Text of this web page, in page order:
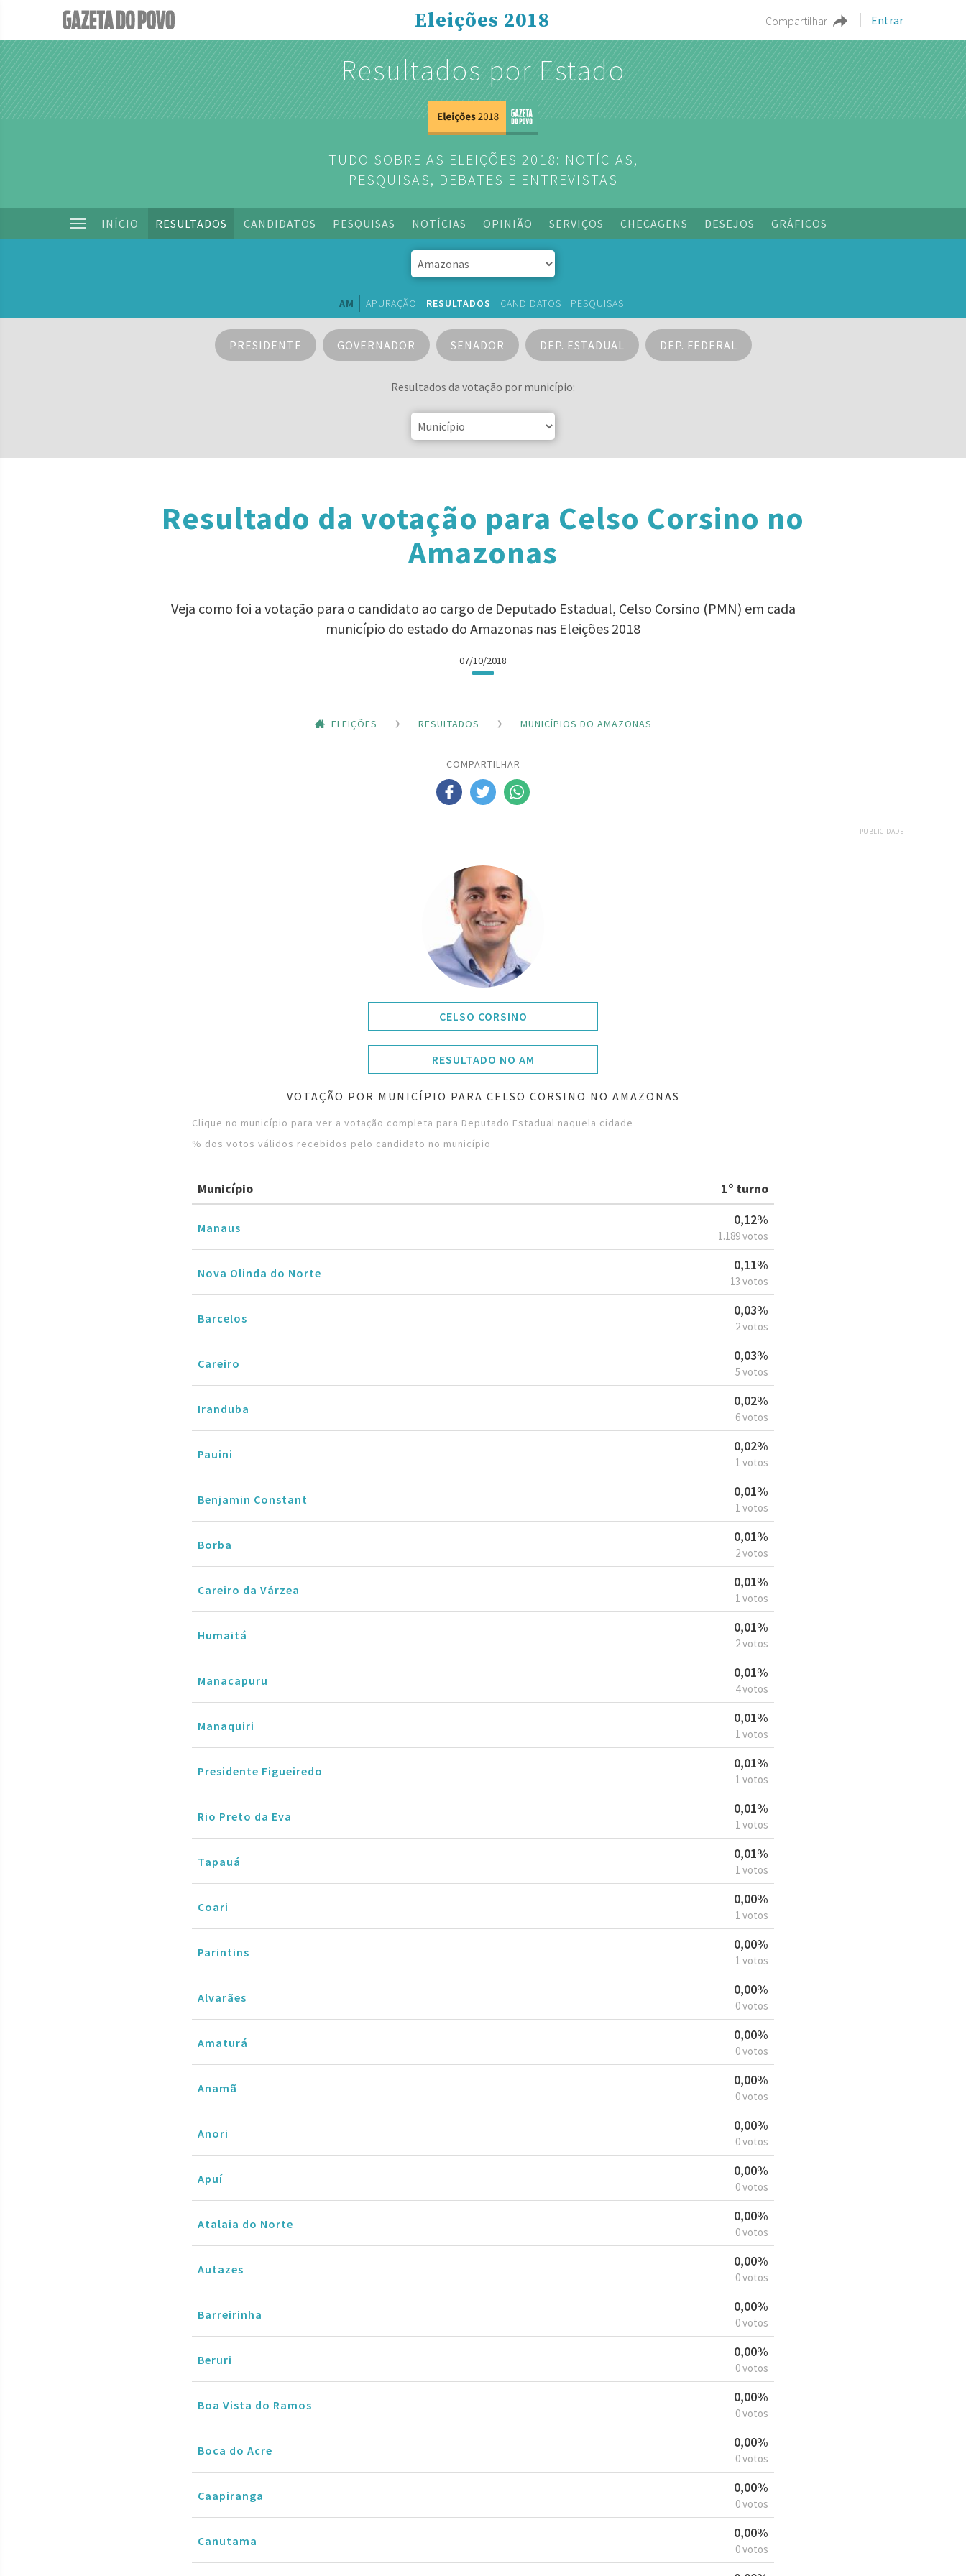
Compartilhar Entrar
Eleições 2018
Resultados por Estado
TUDO SOBRE AS ELEIÇÕES 2018: NOTÍCIAS,
PESQUISAS, DEBATES E ENTREVISTAS
INÍCIO RESULTADOS CANDIDATOS PESQUISAS NOTÍCIAS OPINIÃO SERVIÇOS CHECAGENS DESEJOS GRÁFICOS
AM APURAÇÃO RESULTADOS CANDIDATOS PESQUISAS
PRESIDENTE GOVERNADOR SENADOR DEP. ESTADUAL DEP. FEDERAL
Resultados da votação por município:
Resultado da votação para Celso Corsino no
Amazonas
Veja como foi a votação para o candidato ao cargo de Deputado Estadual, Celso Corsino (PMN) em cada
município do estado do Amazonas nas Eleições 2018
07/10/2018
ELEIÇÕES RESULTADOS MUNICÍPIOS DO AMAZONAS
COMPARTILHAR
PUBLICIDADE
CELSO CORSINO
RESULTADO NO AM
VOTAÇÃO POR MUNICÍPIO PARA CELSO CORSINO NO AMAZONAS
Clique no município para ver a votação completa para Deputado Estadual naquela cidade
% dos votos válidos recebidos pelo candidato no município
Município 1º turno
Manaus
0,12%
1.189 votos
Nova Olinda do Norte
0,11%
13 votos
Barcelos
0,03%
2 votos
Careiro
0,03%
5 votos
Iranduba
0,02%
6 votos
Pauini
0,02%
1 votos
Benjamin Constant
0,01%
1 votos
Borba
0,01%
2 votos
Careiro da Várzea
0,01%
1 votos
Humaitá
0,01%
2 votos
Manacapuru
0,01%
4 votos
Manaquiri
0,01%
1 votos
Presidente Figueiredo
0,01%
1 votos
Rio Preto da Eva
0,01%
1 votos
Tapauá
0,01%
1 votos
Coari
0,00%
1 votos
Parintins
0,00%
1 votos
Alvarães
0,00%
0 votos
Amaturá
0,00%
0 votos
Anamã
0,00%
0 votos
Anori
0,00%
0 votos
Apuí
0,00%
0 votos
Atalaia do Norte
0,00%
0 votos
Autazes
0,00%
0 votos
Barreirinha
0,00%
0 votos
Beruri
0,00%
0 votos
Boa Vista do Ramos
0,00%
0 votos
Boca do Acre
0,00%
0 votos
Caapiranga
0,00%
0 votos
Canutama
0,00%
0 votos